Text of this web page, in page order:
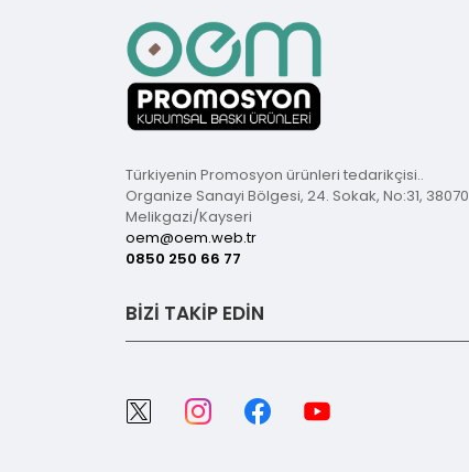
Türkiyenin Promosyon ürünleri tedarikçisi..
Organize Sanayi Bölgesi, 24. Sokak, No:31, 38070
Melikgazi/Kayseri
oem@oem.web.tr
0850 250 66 77
BİZİ TAKİP EDİN